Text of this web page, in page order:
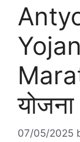
योजना
07/05/2025